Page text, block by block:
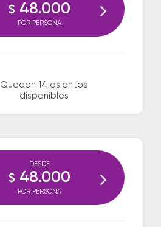
Quedan 14 asientos
disponibles
$ 48.000
POR PERSONA
DESDE
$ 48.000
POR PERSONA